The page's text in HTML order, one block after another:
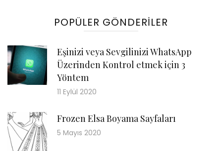
POPÜLER GÖNDERILER
Eşinizi veya Sevgilinizi WhatsApp
Üzerinden Kontrol etmek için 3
Yöntem
11 Eylül 2020
Frozen Elsa Boyama Sayfaları
5 Mayıs 2020